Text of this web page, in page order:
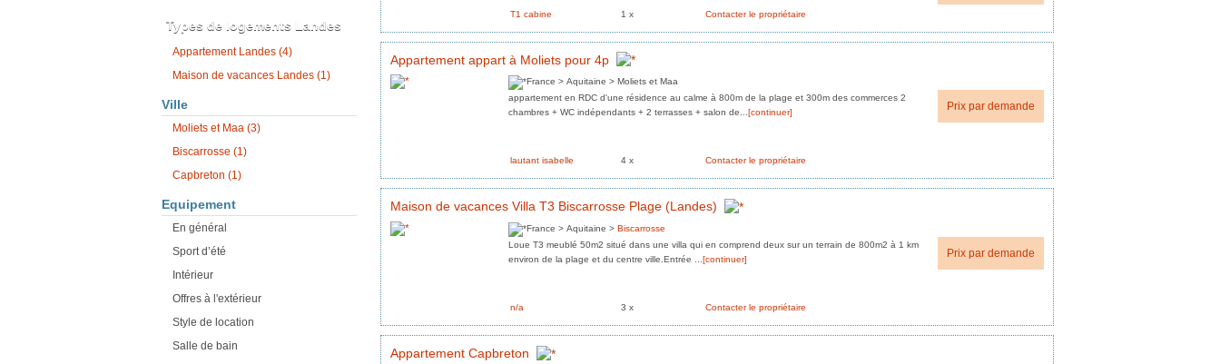
Types de logements Landes
Appartement Landes (4)
Maison de vacances Landes (1)
Ville
Moliets et Maa (3)
Biscarrosse (1)
Capbreton (1)
Equipement
En général
Sport d’été
Intérieur
Offres à l'extérieur
Style de location
Salle de bain
T1 cabine
1 x Contacter le propriétaire
Appartement appart à Moliets pour 4p
France > Aquitaine > Moliets et Maa
Prix par demande
appartement en RDC d'une résidence au calme à 800m de la plage et 300m des commerces 2
chambres + WC indépendants + 2 terrasses + salon de...[continuer]
lautant isabelle 4 x Contacter le propriétaire
Maison de vacances Villa T3 Biscarrosse Plage (Landes)
France > Aquitaine > Biscarrosse
Prix par demande
Loue T3 meublé 50m2 situé dans une villa qui en comprend deux sur un terrain de 800m2 à 1 km
environ de la plage et du centre ville.Entrée ...[continuer]
n/a 3 x Contacter le propriétaire
Appartement Capbreton